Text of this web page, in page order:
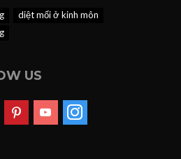
diệt mối ở kinh môn
US